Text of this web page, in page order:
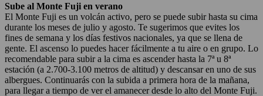
Sube al Monte Fuji en verano
El Monte Fuji es un volcán activo, pero se puede subir hasta su cima
durante los meses de julio y agosto. Te sugerimos que evites los
fines de semana y los días festivos nacionales, ya que se llena de
gente. El ascenso lo puedes hacer fácilmente a tu aire o en grupo. Lo
recomendable para subir a la cima es ascender hasta la 7ª u 8ª
estación (a 2.700-3.100 metros de altitud) y descansar en uno de sus
albergues. Continuarás con la subida a primera hora de la mañana,
para llegar a tiempo de ver el amanecer desde lo alto del Monte Fuji.